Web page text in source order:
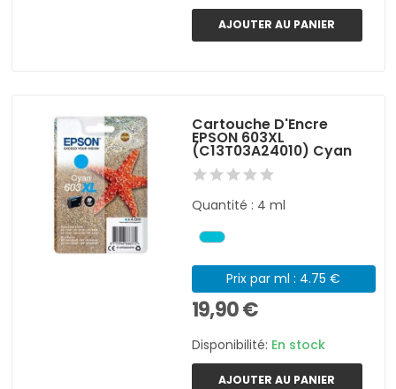
AJOUTER AU PANIER
Cartouche D'Encre
EPSON 603XL
(C13T03A24010) Cyan
Quantité : 4 ml
Prix par ml : 4.75 €
19,90 €
Disponibilité: En stock
AJOUTER AU PANIER